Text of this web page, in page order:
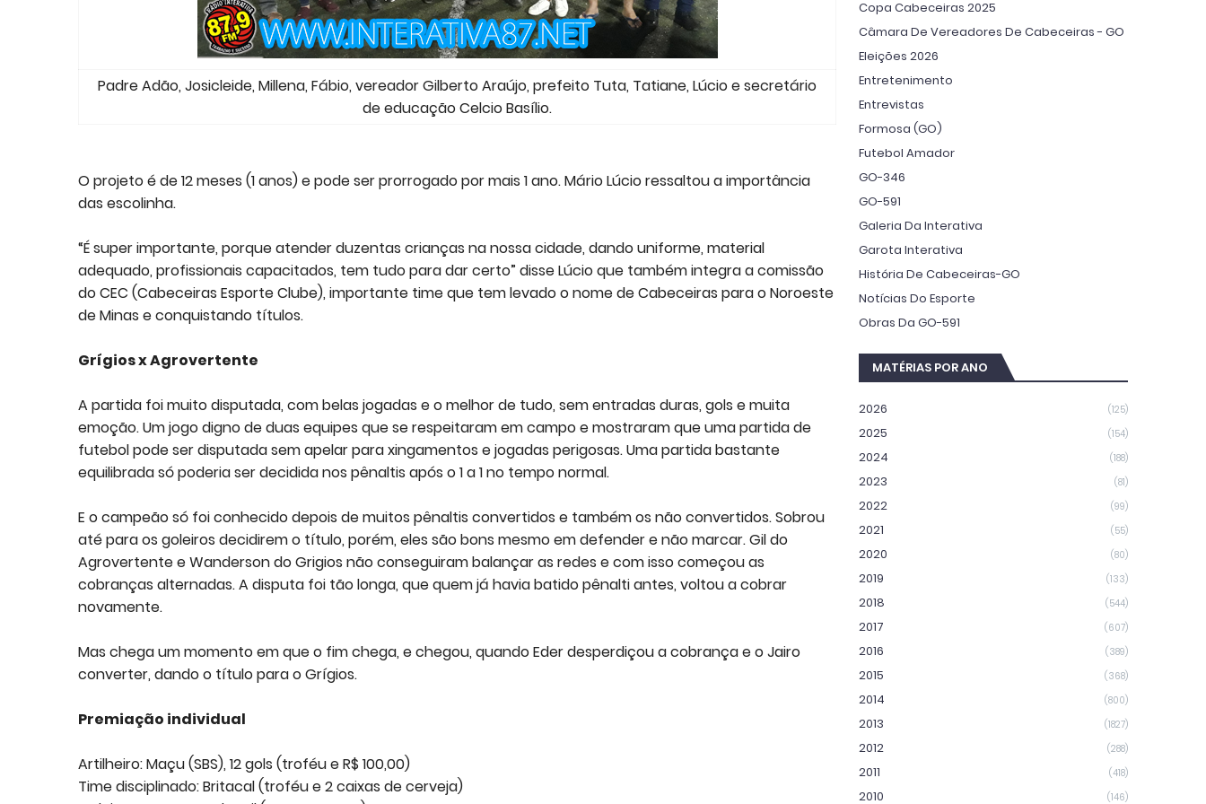
Padre Adão, Josicleide, Millena, Fábio, vereador Gilberto Araújo, prefeito Tuta, Tatiane, Lúcio e secretário
de educação Celcio Basílio.
O projeto é de 12 meses (1 anos) e pode ser prorrogado por mais 1 ano. Mário Lúcio ressaltou a importância
das escolinha.
“É super importante, porque atender duzentas crianças na nossa cidade, dando uniforme, material
adequado, profissionais capacitados, tem tudo para dar certo” disse Lúcio que também integra a comissão
do CEC (Cabeceiras Esporte Clube), importante time que tem levado o nome de Cabeceiras para o Noroeste
de Minas e conquistando títulos.
Grígios x Agrovertente
A partida foi muito disputada, com belas jogadas e o melhor de tudo, sem entradas duras, gols e muita
emoção. Um jogo digno de duas equipes que se respeitaram em campo e mostraram que uma partida de
futebol pode ser disputada sem apelar para xingamentos e jogadas perigosas. Uma partida bastante
equilibrada só poderia ser decidida nos pênaltis após o 1 a 1 no tempo normal.
E o campeão só foi conhecido depois de muitos pênaltis convertidos e também os não convertidos. Sobrou
até para os goleiros decidirem o título, porém, eles são bons mesmo em defender e não marcar. Gil do
Agrovertente e Wanderson do Grigios não conseguiram balançar as redes e com isso começou as
cobranças alternadas. A disputa foi tão longa, que quem já havia batido pênalti antes, voltou a cobrar
novamente.
Mas chega um momento em que o fim chega, e chegou, quando Eder desperdiçou a cobrança e o Jairo
converter, dando o título para o Grígios.
Premiação individual
Artilheiro: Maçu (SBS), 12 gols (troféu e R$ 100,00)
Time disciplinado: Britacal (troféu e 2 caixas de cerveja)
Copa Cabeceiras 2025
Câmara De Vereadores De Cabeceiras - GO
Eleições 2026
Entretenimento
Entrevistas
Formosa (GO)
Futebol Amador
GO-346
GO-591
Galeria Da Interativa
Garota Interativa
História De Cabeceiras-GO
Notícias Do Esporte
Obras Da GO-591
MATÉRIAS POR ANO
2026 (125)
2025 (154)
2024 (188)
2023 (81)
2022 (99)
2021 (55)
2020 (80)
2019 (133)
2018 (544)
2017 (607)
2016 (389)
2015 (368)
2014 (800)
2013 (1827)
2012 (288)
2011 (418)
2010 (146)